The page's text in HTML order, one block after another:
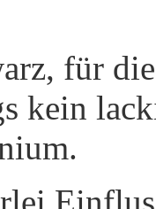
für
kein